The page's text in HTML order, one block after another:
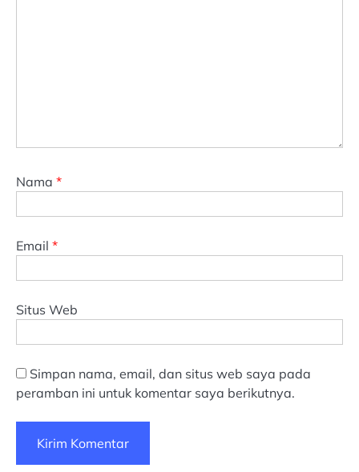
Nama *
Email *
Situs Web
Simpan nama, email, dan situs web saya pada
peramban ini untuk komentar saya berikutnya.